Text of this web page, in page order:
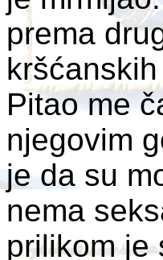
prema
Pitao me
njegovim
je da su
nema
prilikom je